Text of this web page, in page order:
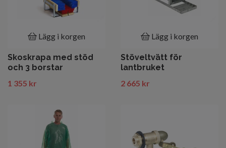
Lägg i korgen
Skoskrapa med stöd
och 3 borstar
1 355 kr
Lägg i korgen
Stöveltvätt för
lantbruket
2 665 kr